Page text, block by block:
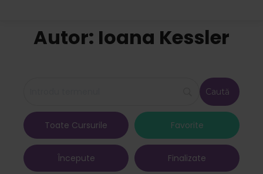
Autor: Ioana Kessler
Toate Cursurile Favorite
Începute Finalizate